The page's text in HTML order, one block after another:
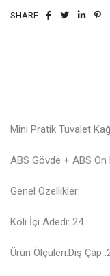
SHARE:
Mini Pratik Tuvalet
ABS Gövde + ABS
Genel Özellikler:
Koli İçi Adedi: 24
Ürün Ölçüleri:Dış Çap